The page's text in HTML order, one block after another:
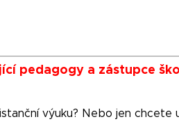
pedagogy a zástupce
výuku? Nebo jen chcete